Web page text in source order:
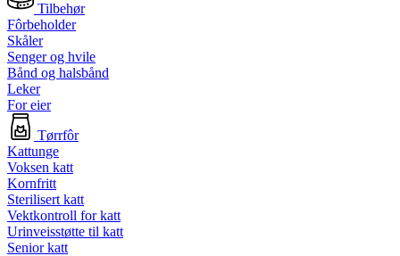
Tilbehør
Fôrbeholder
Skåler
Senger og hvile
Bånd og halsbånd
Leker
For eier
Tørrfôr
Kattunge
Voksen katt
Kornfritt
Sterilisert katt
Vektkontroll for katt
Urinveisstøtte til katt
Senior katt